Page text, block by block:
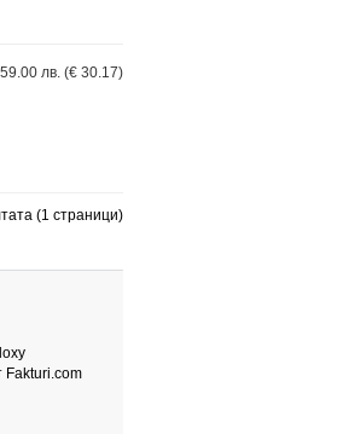
59.00 лв. (€ 30.17)
(1 страници)
Fakturi.com